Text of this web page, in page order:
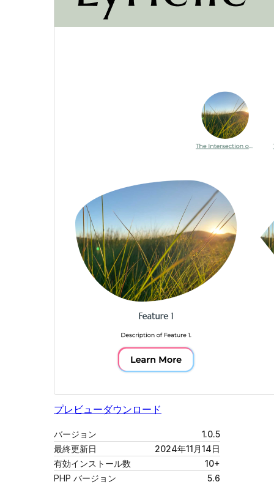
プレビューダウンロード
バージョン
1.0.5
最終更新日
2024年11月14日
有効インストール数
10+
PHP バージョン
5.6